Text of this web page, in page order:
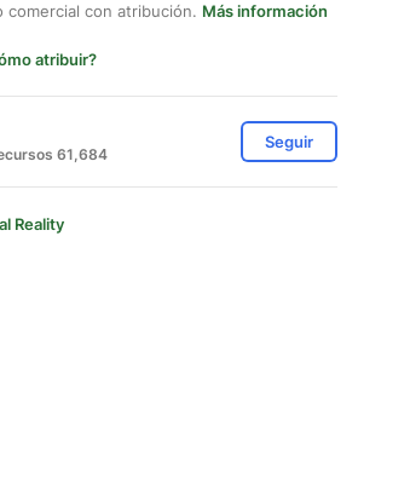
comercial con atribución. Más información
atribuir?
61,684
Seguir
Reality